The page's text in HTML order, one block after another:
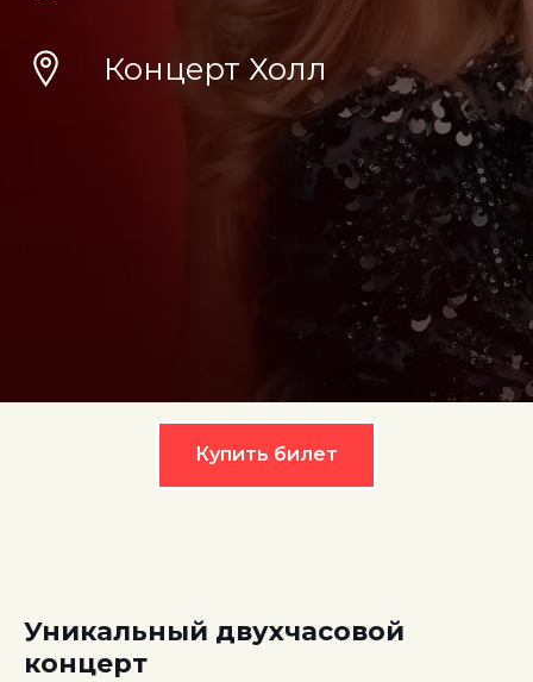
Концерт Холл
Купить билет
Уникальный двухчасовой
концерт